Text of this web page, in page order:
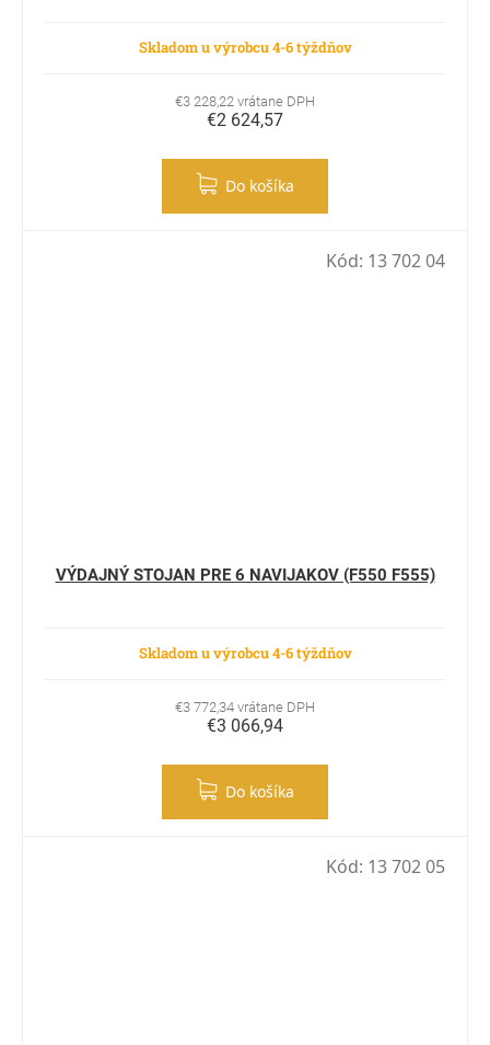
Skladom u výrobcu 4-6 týždňov
€3 228,22 vrátane DPH
€2 624,57
Do košíka
VÝDAJNÝ STOJAN PRE 6 NAVIJAKOV (F550 F555)
Skladom u výrobcu 4-6 týždňov
€3 772,34 vrátane DPH
€3 066,94
Do košíka
Kód: 13 702 04
Kód: 13 702 05